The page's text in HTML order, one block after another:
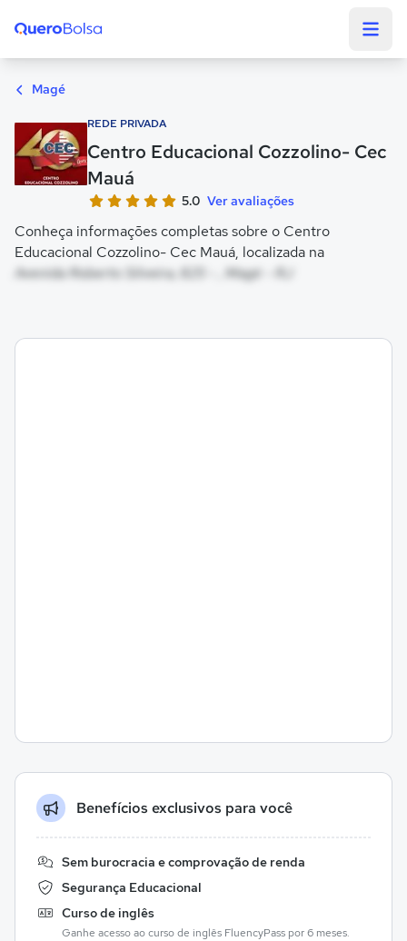
Magé
REDE PRIVADA
Centro Educacional Cozzolino- Cec
Mauá
5.0 Ver avaliações
Conheça informações completas sobre o Centro
Educacional Cozzolino- Cec Mauá, localizada na
Avenida Roberto Silveira, 825 - , Magé - RJ
Benefícios exclusivos para você
Sem burocracia e comprovação de renda
Segurança Educacional
Curso de inglês
Ganhe acesso ao curso de inglês FluencyPass por 6 meses.